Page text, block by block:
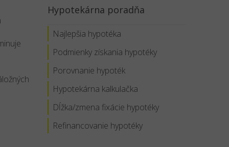
Hypotekárna poradňa
Najlepšia hypotéka
Podmienky získania hypotéky
Porovnanie hypoték
Hypotekárna kalkulačka
Dĺžka/zmena fixácie hypotéky
Refinancovanie hypotéky